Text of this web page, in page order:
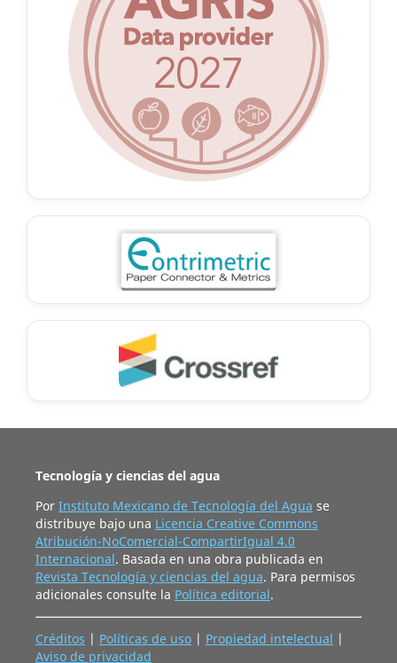
Tecnología y ciencias del agua
Por Instituto Mexicano de Tecnología del Agua se
distribuye bajo una Licencia Creative Commons
Atribución-NoComercial-CompartirIgual 4.0
Internacional. Basada en una obra publicada en
Revista Tecnología y ciencias del agua. Para permisos
adicionales consulte la Política editorial.
Créditos | Políticas de uso| Propiedad intelectual |
Aviso de privacidad